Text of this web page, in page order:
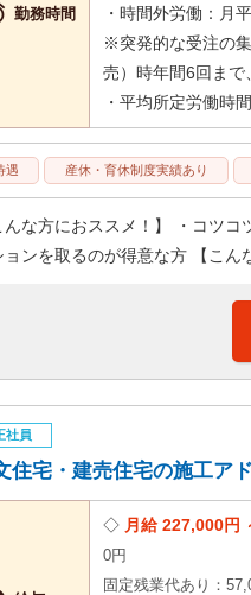
勤務時間
・時間外労働：月
※突発的な受注の
売）時年間6回まで
・平均所定労働時
遇 産休・育休制度実績あり
んな方におススメ！】 ・コツ
ョンを取るのが得意な方 【こん
社員
住宅・建売住宅の施工ア
月給 227,000円
0円
固定残業代あり：